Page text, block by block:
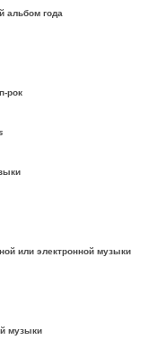
альбом года
рок
или электронной музыки
музыки